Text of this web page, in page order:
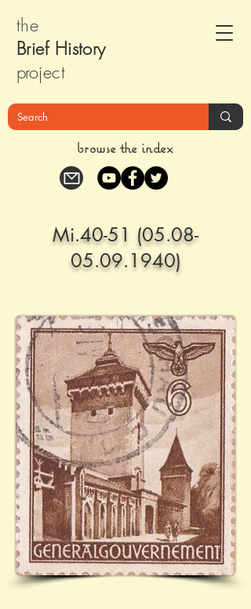
the
Brief History
project
browse the index
Mi.40-51 (05.08-
05.09.1940)